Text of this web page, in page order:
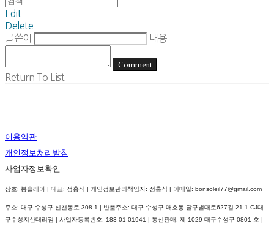
Edit
Delete
글쓴이
내용
Comment
Return To List
이용약관
개인정보처리방침
사업자정보확인
상호: 봉솔레아 | 대표: 정홍식 | 개인정보관리책임자: 정홍식 | 이메일: bonsoleil77@gmail.com
주소: 대구 수성구 신천동로 308-1 | 반품주소: 대구 수성구 매호동 달구벌대로627길 21-1 CJ대
구수성지산대리점 | 사업자등록번호: 183-01-01941 | 통신판매: 제 1029 대구수성구 0801 호 |